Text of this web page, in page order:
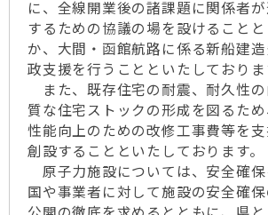
に、全線開業後の諸課題に関係者
するための協議の場を設けること
か、大間・函館航路に係る新船建
政支援を行うことといたしておりま
また、既存住宅の耐震、耐久性の
質な住宅ストックの形成を図るた
性能向上のための改修工事費等を
創設することといたしております。
原子力施設については、安全確保
国や事業者に対して施設の安全確